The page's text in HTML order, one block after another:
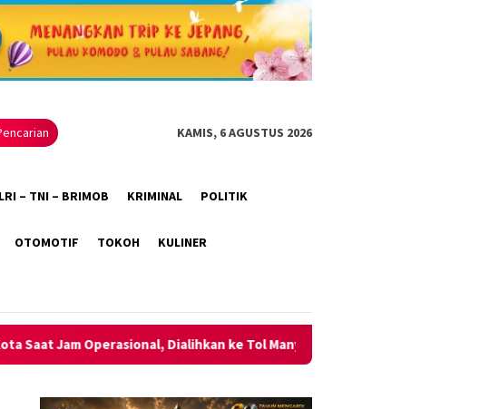
KAMIS, 6 AGUSTUS 2026
– TNI – BRIMOB KRIMINAL POLITIK
OTOMOTIF TOKOH KULINER
ke Tol Manyar Momentum HUT ke-2 AKPERSI, Korwil Sumut